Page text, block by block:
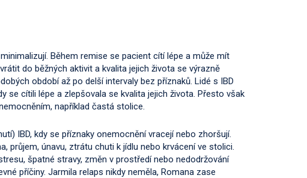
Během remise se pacient cítí lépe a může mít
do běžných aktivit a kvalita jejich života se výrazně
období až po delší intervaly bez příznaků. Lidé s IBD
se cítili lépe a zlepšovala se kvalita jejich života. Přesto však
například častá stolice.
IBD, kdy se příznaky onemocnění vracejí nebo zhoršují.
průjem, únavu, ztrátu chuti k jídlu nebo krvácení ve stolici.
špatné stravy, změn v prostředí nebo nedodržování
příčiny. Jarmila relaps nikdy neměla, Romana zase